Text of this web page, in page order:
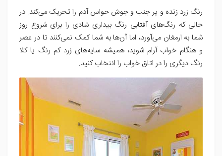
رنگ زرد زنده و پر جنب و جوش حواس آدم را تحریک می‌کند. در
حالی که رنگ‌های آفتابی رنگ بیداری شادی را برای شروع روز
شما به ارمغان می‌آورد، اما آن‌ها به شما کمک نمی‌کنند تا در عصر
و هنگام خواب آرام شوید، همیشه سایه‌های زرد کم رنگ یا کلا
رنگ دیگری را در اتاق خواب را انتخاب کنید.